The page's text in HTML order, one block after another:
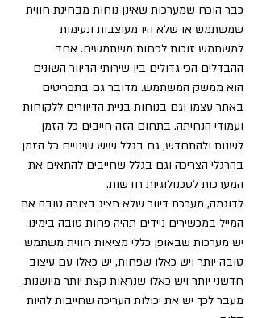
כבר הוכח שמערכות שאינן נוחות מבחינת חווית
שמשתמש או שלא היו מעוצבות ונעימות
למשתמש זוכות לפחות משתמשים. אחד
ההבדלים הכי גדולים בין שירותי הדיוור השונים
הוא ממשק המשתמש. מדובר גם בתפריטים
באתר עצמו וגם בנוחות בניית הדיוורים ללקוחות
ועמודי הנחיתה. בתחום הזה חייבים כל הזמן
לשנות ולהתחדש, גם בגלל שיש שינויים כל הזמן
בהרגלי הצריכה וגם בגלל שחייבים להתאים את
המערכות לטכנולוגיות חדשות.
לדוגמה, מערכת דיוור שלא תציג בצורה טובה את
המייל במכשירים ניידים תהיה פחות טובה בימינו.
יש מערכות שבאופן כללי מציאות חווית משתמש
טובה יותר ויש כאלו שפחות, יש כאלו עם עיצוב
חדשני יותר ויש כאלו שנראות קצת יותר מיושנות.
מעבר לכך יש את יכולות העריכה שחייבות להיות